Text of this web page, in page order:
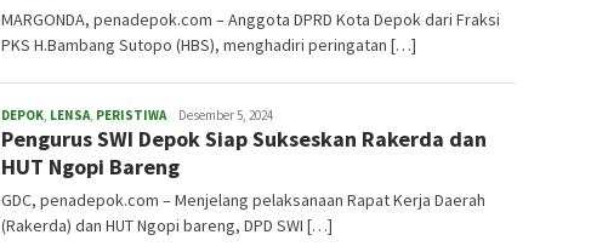
MARGONDA, penadepok.com – Anggota DPRD Kota Depok dari Fraksi
PKS H.Bambang Sutopo (HBS), menghadiri peringatan […]
DEPOK, LENSA, PERISTIWAadmin
Desember 5, 2024
Pengurus SWI Depok Siap Sukseskan Rakerda dan
HUT Ngopi Bareng
GDC, penadepok.com – Menjelang pelaksanaan Rapat Kerja Daerah
(Rakerda) dan HUT Ngopi bareng, DPD SWI […]